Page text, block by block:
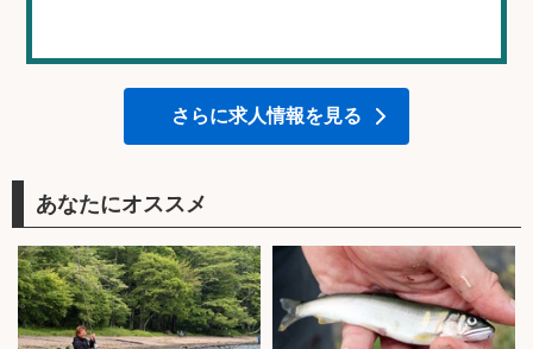
さらに求人情報を見る
あなたにオススメ